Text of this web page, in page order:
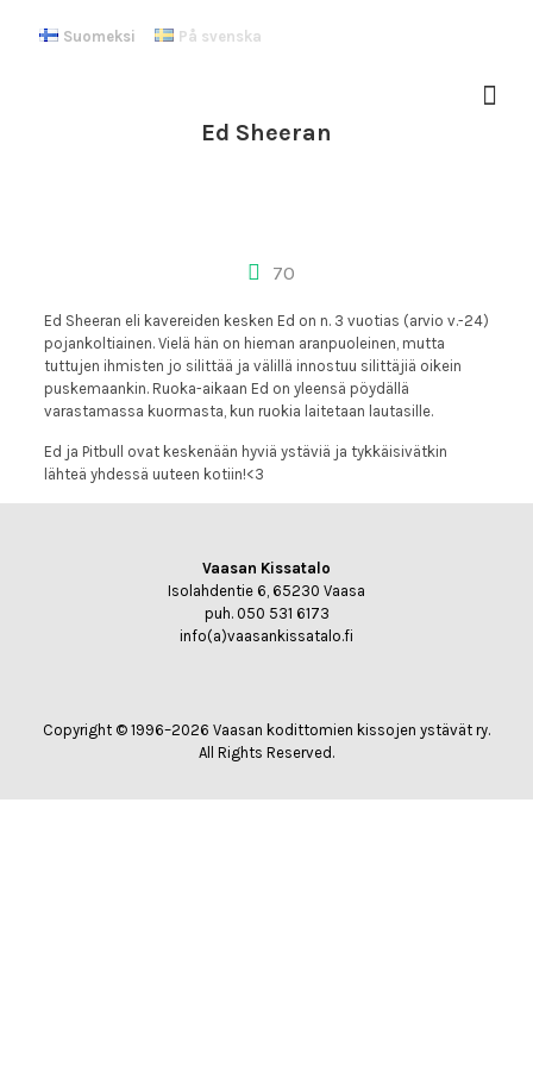
Suomeksi På svenska
Ed Sheeran
70
Ed Sheeran eli kavereiden kesken Ed on n. 3 vuotias (arvio v.-24)
pojankoltiainen. Vielä hän on hieman aranpuoleinen, mutta
tuttujen ihmisten jo silittää ja välillä innostuu silittäjiä oikein
puskemaankin. Ruoka-aikaan Ed on yleensä pöydällä
varastamassa kuormasta, kun ruokia laitetaan lautasille.
Ed ja Pitbull ovat keskenään hyviä ystäviä ja tykkäisivätkin
lähteä yhdessä uuteen kotiin!<3
Vaasan Kissatalo
Isolahdentie 6, 65230 Vaasa
puh. 050 531 6173
info(a)vaasankissatalo.fi
Copyright © 1996–2026 Vaasan kodittomien kissojen ystävät ry.
All Rights Reserved.